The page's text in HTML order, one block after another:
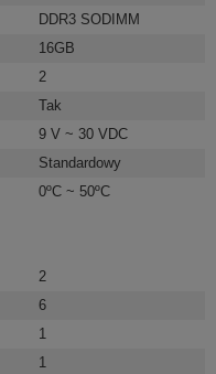
DDR3 SODIMM
16GB
2
Tak
9 V ~ 30 VDC
Standardowy
0ºC ~ 50ºC
2
6
1
1